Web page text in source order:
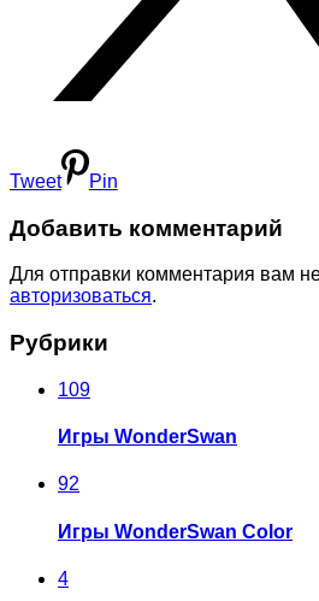
Tweet Pin
Добавить комментарий
Для отправки комментария вам
авторизоваться.
Рубрики
109
Игры WonderSwan
92
Игры WonderSwan Color
4